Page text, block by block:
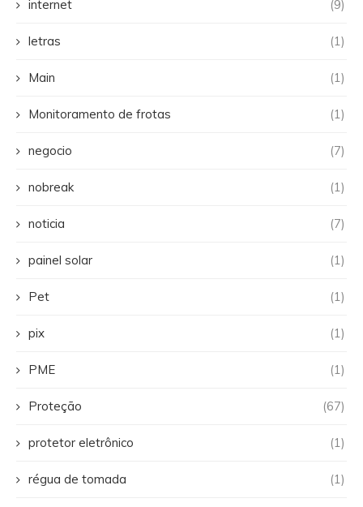
internet (9)
letras (1)
Main (1)
Monitoramento de frotas (1)
negocio (7)
nobreak (1)
noticia (7)
painel solar (1)
Pet (1)
pix (1)
PME (1)
Proteção (67)
protetor eletrônico (1)
régua de tomada (1)